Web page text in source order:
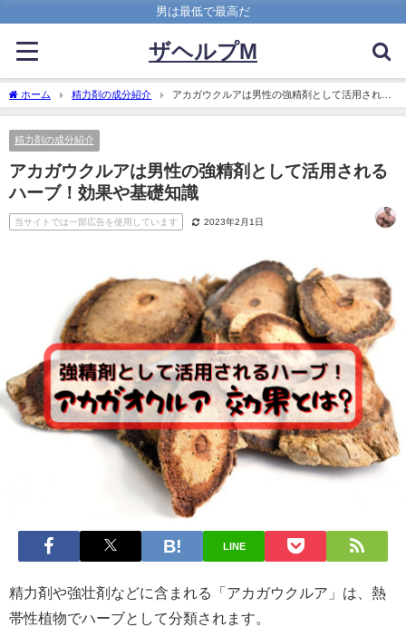
男は最低で最高だ
ザヘルプM
ホーム 精力剤の成分紹介
アカガウクルアは男性の強精剤として活用される
ハーブ！効果や基礎知識
精力剤の成分紹介
アカガウクルアは男性の強精剤として活用される
ハーブ！効果や基礎知識
当サイトでは一部広告を使用しています 2023年2月1日
LINE
精力剤や強壮剤などに含まれる「アカガウクルア」は、熱
帯性植物でハーブとして分類されます。